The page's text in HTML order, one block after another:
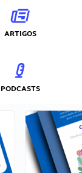
ARTIGOS
PODCASTS